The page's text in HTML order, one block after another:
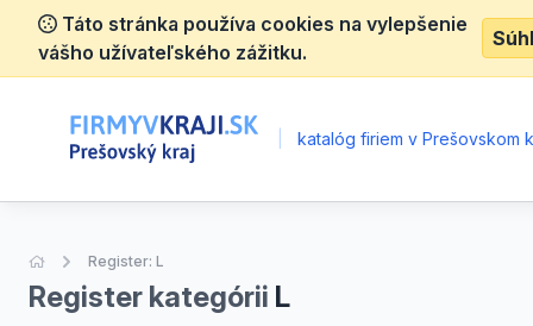
Táto stránka používa cookies na vylepšenie
vášho užívateľského zážitku.
katalóg firiem v Prešovskom
Úvodná stránka
Register: L
Register kategórii L